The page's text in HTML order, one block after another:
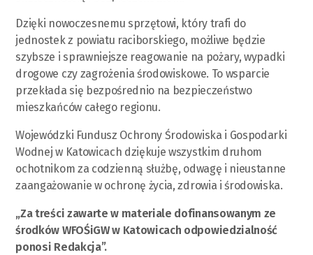
Dzięki nowoczesnemu sprzętowi, który trafi do
jednostek z powiatu raciborskiego, możliwe będzie
szybsze i sprawniejsze reagowanie na pożary, wypadki
drogowe czy zagrożenia środowiskowe. To wsparcie
przekłada się bezpośrednio na bezpieczeństwo
mieszkańców całego regionu.
Wojewódzki Fundusz Ochrony Środowiska i Gospodarki
Wodnej w Katowicach dziękuje wszystkim druhom
ochotnikom za codzienną służbę, odwagę i nieustanne
zaangażowanie w ochronę życia, zdrowia i środowiska.
„Za treści zawarte w materiale dofinansowanym ze
środków WFOŚiGW w Katowicach odpowiedzialność
ponosi Redakcja”.